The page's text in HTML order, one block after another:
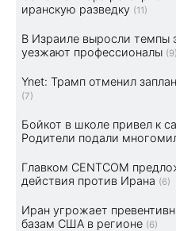
иранскую разведку (11)
В Израиле выросли темпы
уезжают профессионалы (9)
Ynet: Трамп отменил
(7)
Бойкот в школе привел к
Родители подали
Главком CENTCOM
действия против Ирана (6)
Иран угрожает
базам США в регионе (6)